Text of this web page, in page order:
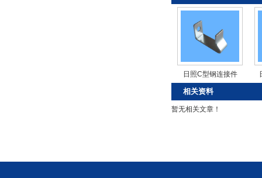
日照C型钢连接件
相关资料
暂无相关文章！